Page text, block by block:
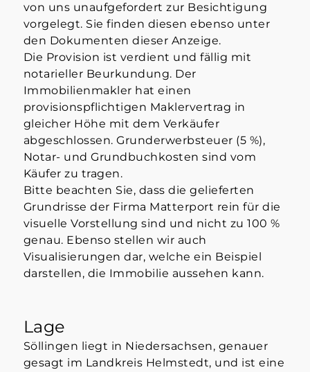
von uns unaufgefordert zur Besichtigung
vorgelegt. Sie finden diesen ebenso unter
den Dokumenten dieser Anzeige.
Die Provision ist verdient und fällig mit
notarieller Beurkundung. Der
Immobilienmakler hat einen
provisionspflichtigen Maklervertrag in
gleicher Höhe mit dem Verkäufer
abgeschlossen. Grunderwerbsteuer (5 %),
Notar- und Grundbuchkosten sind vom
Käufer zu tragen.
Bitte beachten Sie, dass die gelieferten
Grundrisse der Firma Matterport rein für die
visuelle Vorstellung sind und nicht zu 100 %
genau. Ebenso stellen wir auch
Visualisierungen dar, welche ein Beispiel
darstellen, die Immobilie aussehen kann.
Lage
Söllingen liegt in Niedersachsen, genauer
gesagt im Landkreis Helmstedt, und ist eine